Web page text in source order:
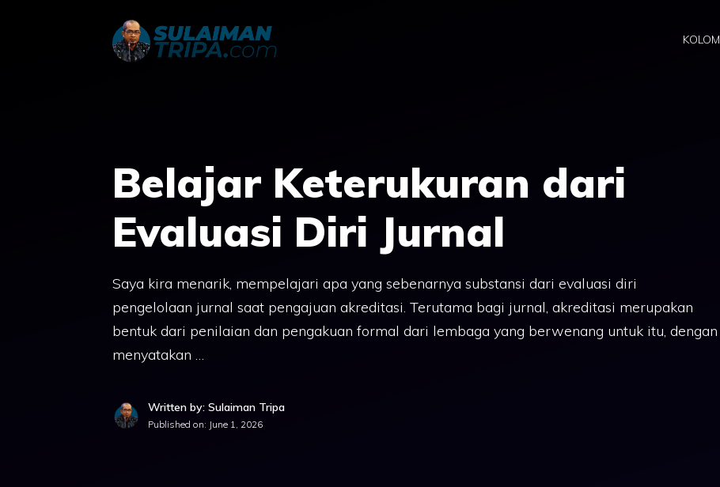
KOLOM
Belajar Keterukuran dari
Evaluasi Diri Jurnal
Saya kira menarik, mempelajari apa yang sebenarnya substansi dari evaluasi diri
pengelolaan jurnal saat pengajuan akreditasi. Terutama bagi jurnal, akreditasi merupakan
bentuk dari penilaian dan pengakuan formal dari lembaga yang berwenang untuk itu, dengan
menyatakan …
Written by: Sulaiman Tripa
Published on: June 1, 2026